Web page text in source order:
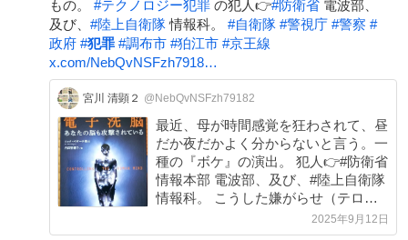
もの。 #テクノロジー犯罪 の犯人👉#防衛省 電波部、
及び、 #陸上自衛隊情報科。 #自衛隊 #警視庁 #警察 #
政府 #犯罪 #調布市 #狛江市 #京王線
x.com/NebQvNSFzh7918…
宮川 清顕２ @NebQvNSFzh79182
最近、母が時間感覚を狂わされて、昼
だか夜だかよく分からないと言う。一
種の『ボケ』の演出。 犯人👉#防衛省
情報本部 電波部、及び、#陸上自衛隊
情報科。 こうした嫌がらせ（テロ）
は、同意なき人体実験（精神工学兵器
の開発のため）の隠蔽工作なのです。
2025年9月12日